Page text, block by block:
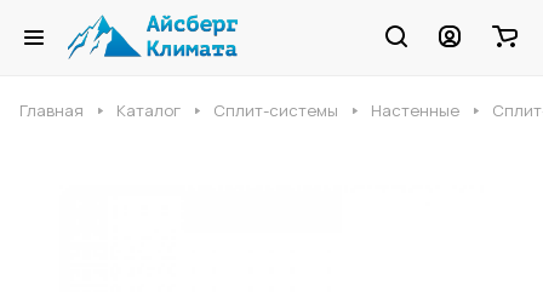
Главная Каталог Сплит-системы Настенные